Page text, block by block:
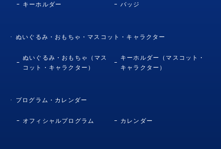
キーホルダー バッジ
ぬいぐるみ・おもちゃ・マスコット・キャラクター
ぬいぐるみ・おもちゃ（マス
コット・キャラクター）
キーホルダー（マスコット・
キャラクター）
プログラム・カレンダー
オフィシャルプログラム カレンダー